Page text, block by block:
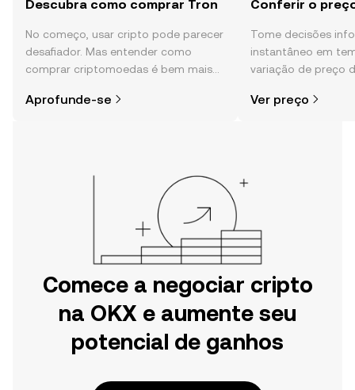
Descubra como comprar Tron
No começo, usar cripto pode parecer
desafiador. Mas entender como
comprar criptomoedas é bem mais
especialmente quando você já sabe
Aprofunde-se
Conferir o
Tome decisões
instantâneo em
variação de preço
e muito mais.
Ver preço
Comece a negociar cripto
na OKX e aumente seu
potencial de ganhos